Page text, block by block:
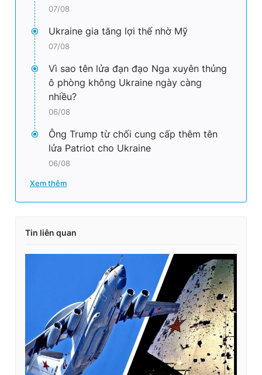
07/08
Ukraine gia tăng lợi thế nhờ Mỹ
07/08
Vì sao tên lửa đạn đạo Nga xuyên thủng
ô phòng không Ukraine ngày càng
nhiều?
06/08
Ông Trump từ chối cung cấp thêm tên
lửa Patriot cho Ukraine
06/08
Xem thêm
Tin liên quan